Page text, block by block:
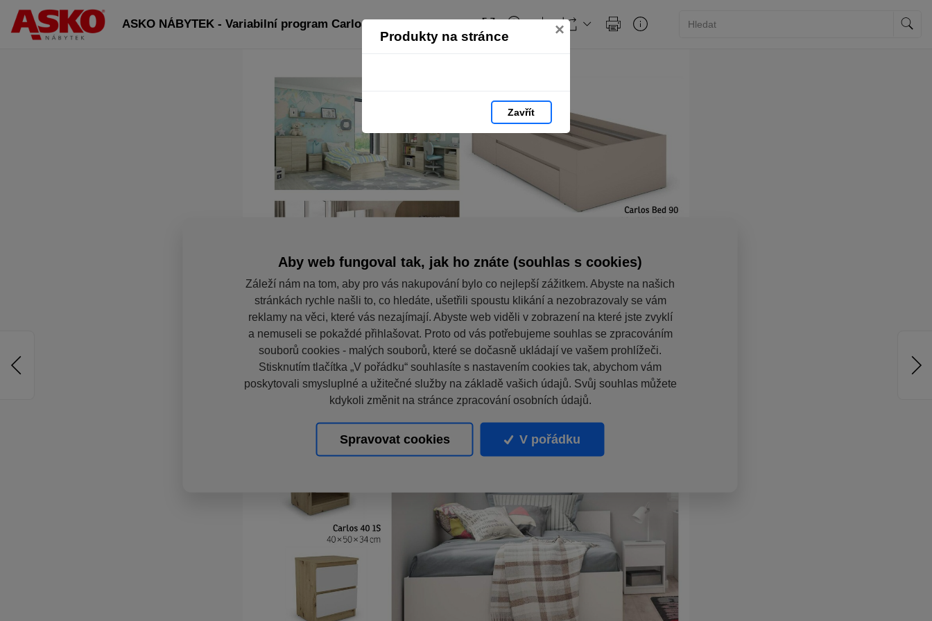
Produkty na stránce ×
Zavřít
ASKO NÁBYTEK - Variabilní program Carlos
Aby web fungoval tak, jak ho znáte (souhlas s cookies)
Záleží nám na tom, aby pro vás nakupování bylo co nejlepší zážitkem. Abyste na našich
stránkách rychle našli to, co hledáte, ušetřili spoustu klikání a nezobrazovaly se vám
reklamy na věci, které vás nezajímají. Abyste web viděli v zobrazení na které jste zvyklí
a nemuseli se pokaždé přihlašovat. Proto od vás potřebujeme souhlas se zpracováním
souborů cookies - malých souborů, které se dočasně ukládají ve vašem prohlížeči.
Stisknutím tlačítka „V pořádku“ souhlasíte s nastavením cookies tak, abychom vám
poskytovali smysluplné a užitečné služby na základě vašich údajů. Svůj souhlas můžete
kdykoli změnit na stránce zpracování osobních údajů.
Spravovat cookies V pořádku